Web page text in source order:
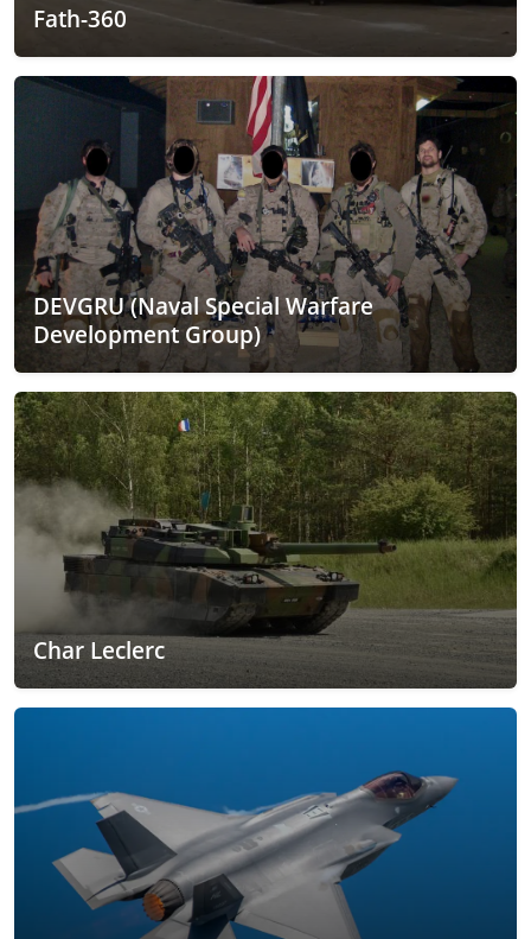
Fath-360
DEVGRU (Naval Special Warfare
Development Group)
Char Leclerc